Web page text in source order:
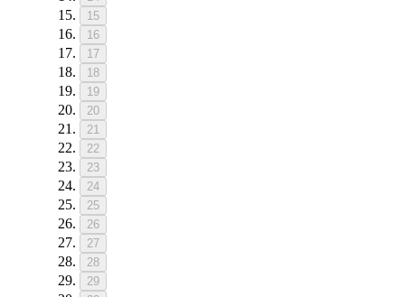
15
16
17
18
19
20
21
22
23
24
25
26
27
28
29